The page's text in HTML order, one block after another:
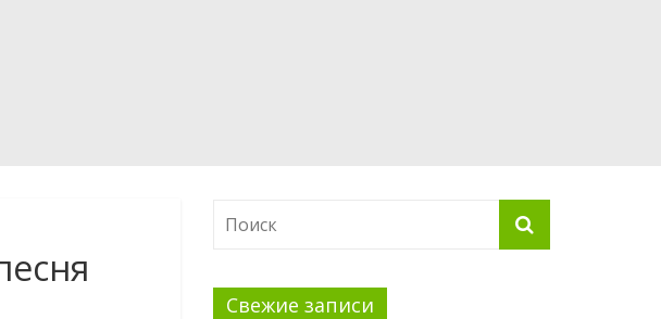
Свежие записи